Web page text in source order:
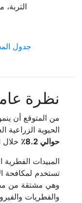
جدول
نظرة
من المتوقع أن
الحيوية الزراعية
حوالي 8.2٪
خلال
المبيدات الفطرية
تستخدم لمكافحة
وهي مشتقة من
والفطريات